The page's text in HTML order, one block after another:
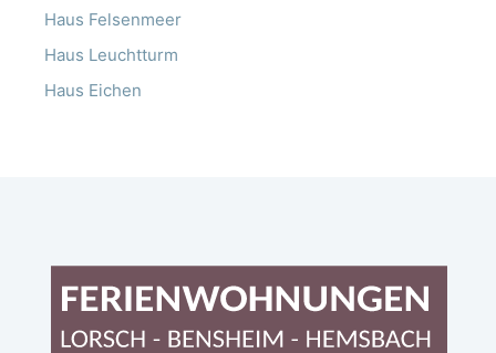
Haus Felsenmeer
Haus Leuchtturm
Haus Eichen